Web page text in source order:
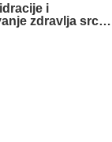
i
zdravlja srca